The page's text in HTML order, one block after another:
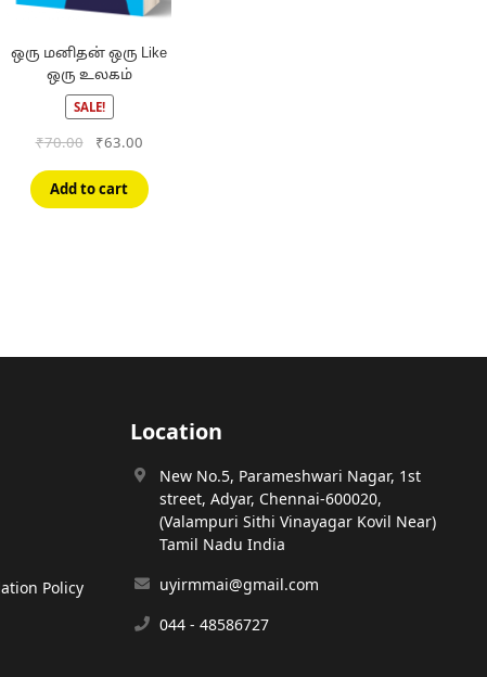
ஒரு மனிதன் ஒரு Like
ஒரு உலகம்
SALE!
₹70.00
Original
was:
₹70.00.
₹63.00Current
is:
₹63.00.
Add to cart
Policy
Location
New No.5, Parameshwari Nagar, 1st
street, Adyar, Chennai-600020,
(Valampuri Sithi Vinayagar Kovil Near)
Tamil Nadu India
uyirmmai@gmail.com
044 - 48586727